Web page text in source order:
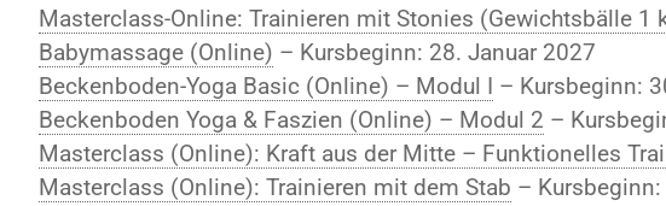
Masterclass-Online: Trainieren mit Stonies (Gewichtsbälle 1
Babymassage (Online) – Kursbeginn: 28. Januar 2027
Beckenboden-Yoga Basic (Online) – Modul I – Kursbeginn:
Beckenboden Yoga & Faszien (Online) – Modul 2 –
Masterclass (Online): Kraft aus der Mitte – Funktionelles
Masterclass (Online): Trainieren mit dem Stab –